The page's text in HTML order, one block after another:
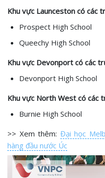
Khu vực Launceston có các
Prospect High School
Queechy High School
Khu vực Devonport có các
Devonport High School
Khu vực North West có các
Burnie High School
>> Xem thêm: Đại học
hàng đầu nước Úc